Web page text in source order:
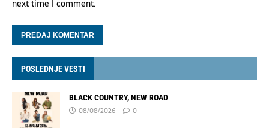
next time I comment.
POSLEDNJE VESTI
BLACK COUNTRY, NEW ROAD
08/08/2026 0